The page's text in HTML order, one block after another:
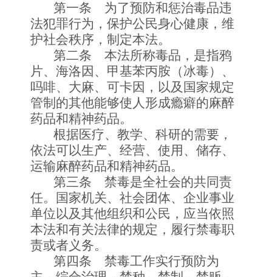
第一条 为了预防和惩治毒品违
法犯罪行为，保护公民身心健康，维
护社会秩序，制定本法。
第二条 本法所称毒品，是指鸦
片、海洛因、甲基苯丙胺（冰毒）、
吗啡、大麻、可卡因，以及国家规定
管制的其他能够使人形成瘾癖的麻醉
药品和精神药品。
根据医疗、教学、科研的需要，
依法可以生产、经营、使用、储存、
运输麻醉药品和精神药品。
第三条 禁毒是全社会的共同责
任。国家机关、社会团体、企业事业
单位以及其他组织和公民，应当依照
本法和有关法律的规定，履行禁毒职
责或者义务。
第四条 禁毒工作实行预防为